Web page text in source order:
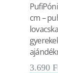
cm –
3.690